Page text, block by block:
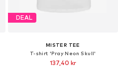
DEAL
MISTER TEE
T-shirt 'Pray Neon Skull'
137,40 kr